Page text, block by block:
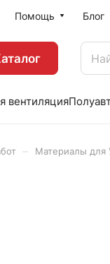
Помощь Блог
вентиляция
Материалы